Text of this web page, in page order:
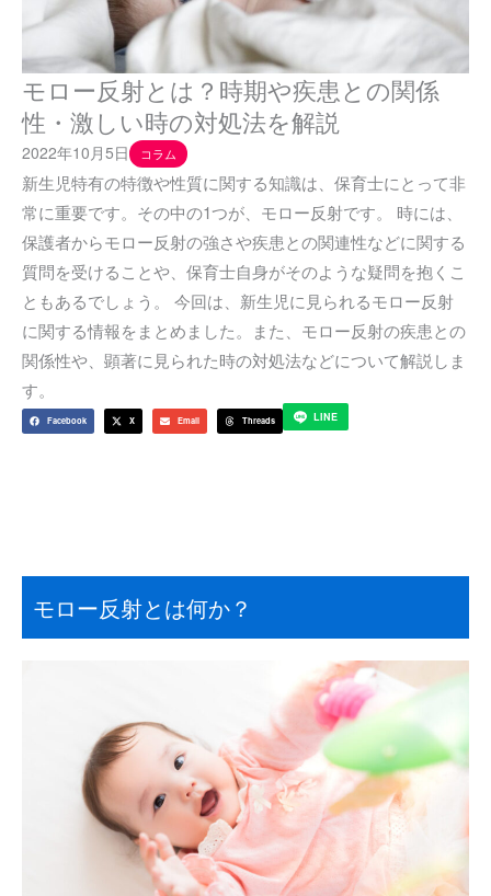
モロー反射とは？時期や疾患との関係
性・激しい時の対処法を解説
2022年10月5日 コラム
新生児特有の特徴や性質に関する知識は、保育士にとって非
常に重要です。その中の1つが、モロー反射です。 時には、
保護者からモロー反射の強さや疾患との関連性などに関する
質問を受けることや、保育士自身がそのような疑問を抱くこ
ともあるでしょう。 今回は、新生児に見られるモロー反射
に関する情報をまとめました。また、モロー反射の疾患との
関係性や、顕著に見られた時の対処法などについて解説しま
す。
Facebook X Email Threads LINE
モロー反射とは何か？